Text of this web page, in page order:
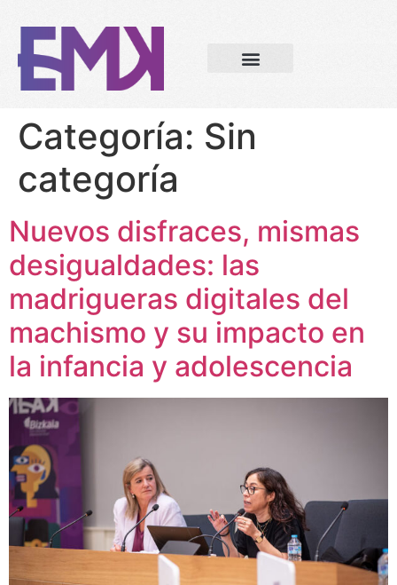
Categoría: Sin
categoría
Nuevos disfraces, mismas
desigualdades: las
madrigueras digitales del
machismo y su impacto en
la infancia y adolescencia